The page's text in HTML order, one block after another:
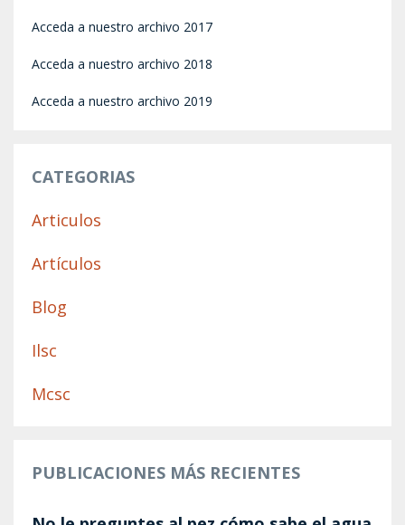
Acceda a nuestro archivo 2017
Acceda a nuestro archivo 2018
Acceda a nuestro archivo 2019
CATEGORIAS
Articulos
Artículos
Blog
Ilsc
Mcsc
PUBLICACIONES MÁS RECIENTES